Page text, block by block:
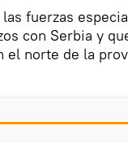
fuerzas
con Serbia y
el norte de la